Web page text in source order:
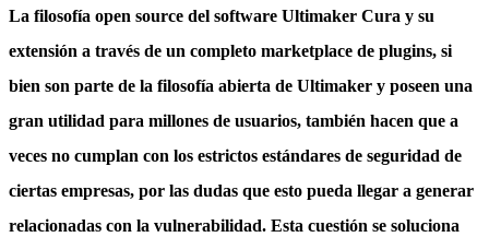
La filosofía open source del software Ultimaker Cura y su
extensión a través de un completo marketplace de plugins, si
bien son parte de la filosofía abierta de Ultimaker y poseen una
gran utilidad para millones de usuarios, también hacen que a
veces no cumplan con los estrictos estándares de seguridad de
ciertas empresas, por las dudas que esto pueda llegar a generar
relacionadas con la vulnerabilidad. Esta cuestión se soluciona